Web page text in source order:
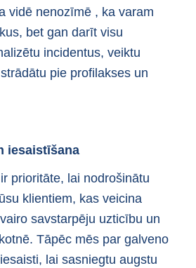
vidē nenozīmē , ka varam
bet gan darīt visu
incidentus, veiktu
pie profilakses un
iesaistīšana
prioritāte, lai nodrošinātu
klientiem, kas veicina
savstarpēju uzticību un
Tāpēc mēs par galveno
lai sasniegtu augstu